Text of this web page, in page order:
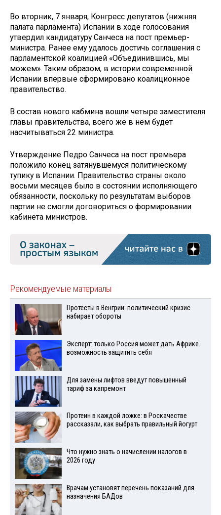
Во вторник, 7 января, Конгресс депутатов (нижняя
палата парламента) Испании в ходе голосования
утвердил кандидатуру Санчеса на пост премьер-
министра. Ранее ему удалось достичь соглашения с
парламентской коалицией «Объединившись, мы
можем». Таким образом, в истории современной
Испании впервые сформировано коалиционное
правительство.
В состав нового кабмина вошли четыре заместителя
главы правительства, всего же в нём будет
насчитываться 22 министра.
Утверждение Педро Санчеса на пост премьера
положило конец затянувшемуся политическому
тупику в Испании. Правительство страны около
восьми месяцев было в состоянии исполняющего
обязанности, поскольку по результатам выборов
партии не смогли договориться о формировании
кабинета министров.
Рекомендуемые материалы
Протесты в Венгрии: политический кризис
набирает обороты
Эксперт: только Россия может дать Африке
возможность защитить себя
Для замены лифтов введут повышенный
тариф за капремонт
Протеин в каждой ложке: в Роскачестве
рассказали, как выбрать правильный йогурт
Что нужно знать о начислении налогов в
2026 году
Врачам установят перечень показаний для
назначения БАДов